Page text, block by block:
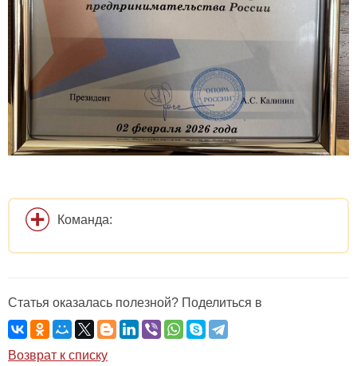
Команда:
Статья оказалась полезной? Поделиться в
Возврат к списку